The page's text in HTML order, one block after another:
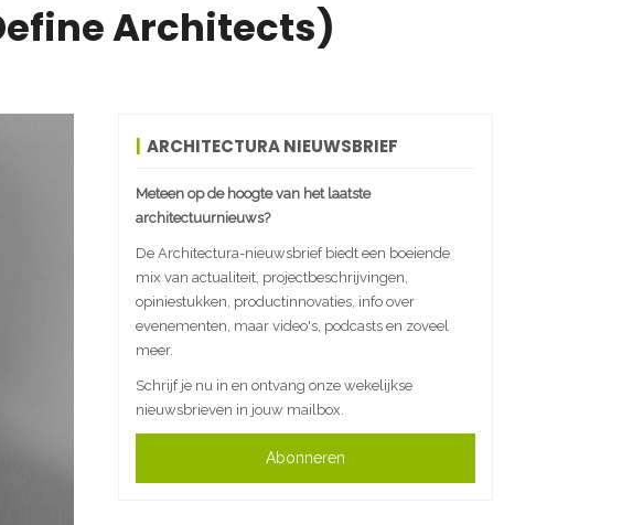
Architects)
ARCHITECTURA NIEUWSBRIEF
Meteen op de hoogte van het laatste
architectuurnieuws?
De Architectura-nieuwsbrief biedt een boeiende
mix van actualiteit, projectbeschrijvingen,
opiniestukken, productinnovaties, info over
evenementen, maar video's, podcasts en zoveel
meer.
Schrijf je nu in en ontvang onze wekelijkse
nieuwsbrieven in jouw mailbox.
Abonneren